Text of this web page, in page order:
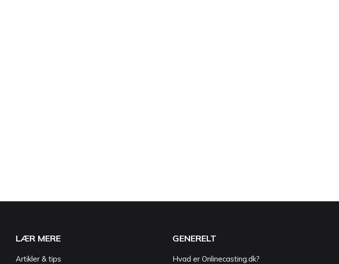
LÆR MERE
Artikler & tips
GENERELT
Hvad er Onlinecasting.dk?